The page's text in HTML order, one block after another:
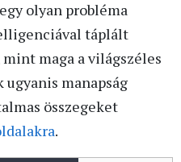
olyan probléma
táplált
maga a világszéles
manapság
összegeket
.